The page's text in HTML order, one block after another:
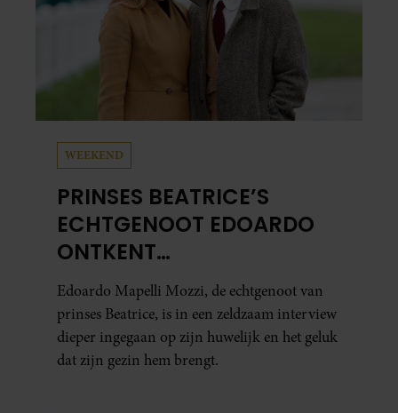
WEEKEND
PRINSES BEATRICE’S
ECHTGENOOT EDOARDO
ONTKENT
HUWELIJKSPROBLEMEN
Edoardo Mapelli Mozzi, de echtgenoot van
prinses Beatrice, is in een zeldzaam interview
dieper ingegaan op zijn huwelijk en het geluk
dat zijn gezin hem brengt.